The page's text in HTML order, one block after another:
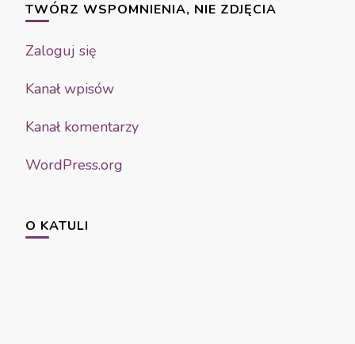
TWÓRZ WSPOMNIENIA, NIE ZDJĘCIA
Zaloguj się
Kanał wpisów
Kanał komentarzy
WordPress.org
O KATULI